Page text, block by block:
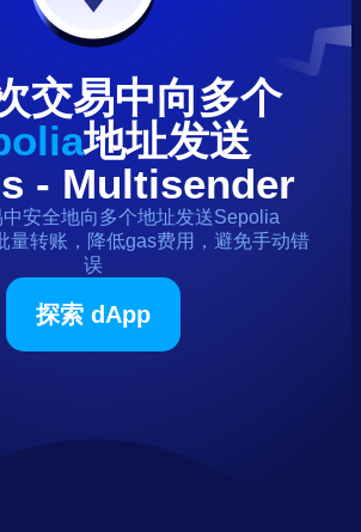
交易中向多个
地址发送
- Multisender
安全地向多个地址发送Sepolia
量转账，降低gas费用，避免手动错
误
探索 dApp